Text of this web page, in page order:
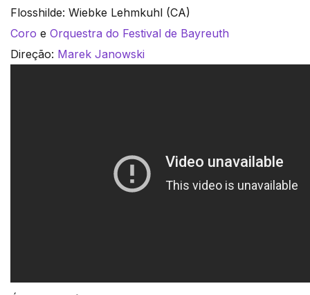
Flosshilde: Wiebke Lehmkuhl (CA)
Coro e Orquestra do Festival de Bayreuth
Direção: Marek Janowski